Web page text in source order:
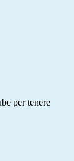
per tenere